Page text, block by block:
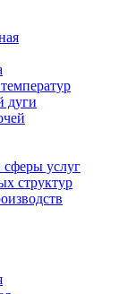
дуги
услуг
структур